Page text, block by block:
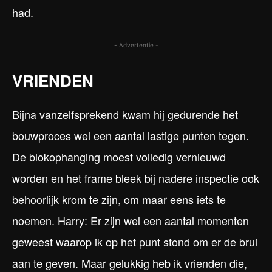
had.
- Advertentie -
VRIENDEN
Bijna vanzelfsprekend kwam hij gedurende het
bouwproces wel een aantal lastige punten tegen.
De blokophanging moest volledig vernieuwd
worden en het frame bleek bij nadere inspectie ook
behoorlijk krom te zijn, om maar eens iets te
noemen. Harry: Er zijn wel een aantal momenten
geweest waarop ik op het punt stond om er de brui
aan te geven. Maar gelukkig heb ik vrienden die,